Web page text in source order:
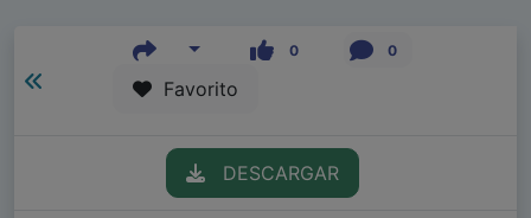
0 0
Favorito
DESCARGAR